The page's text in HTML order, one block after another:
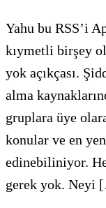
Yahu bu RSS’i
kıymetli birşey
yok açıkçası.
alma
gruplara üye
konular ve en
edinebiliniyor.
gerek yok. Neyi